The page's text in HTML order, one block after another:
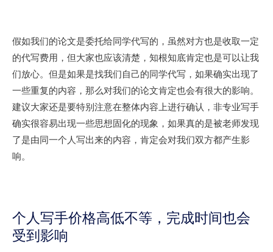
假如我们的论文是委托给同学代写的，虽然对方也是收取一定
的代写费用，但大家也应该清楚，知根知底肯定也是可以让我
们放心。但是如果是找我们自己的同学代写，如果确实出现了
一些重复的内容，那么对我们的论文肯定也会有很大的影响。
建议大家还是要特别注意在整体内容上进行确认，非专业写手
确实很容易出现一些思想固化的现象，如果真的是被老师发现
了是由同一个人写出来的内容，肯定会对我们双方都产生影
响。
个人写手价格高低不等，完成时间也会
受到影响